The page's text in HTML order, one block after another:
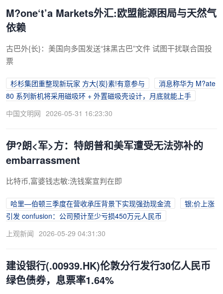
M?one‘t’a Markets外汇:欧盟能源困局与天然气
依赖
古巴外{长}：美国向多国发送“抹黑古巴”文件 试图干扰联合国投
票
杉杉集团重整现新玩家 方大{炭}素!有意参与
消息称华为 M?ate
80 系列新机将采用磁吸环 + 外置磁吸壳设计，月底就能上手
中国文明网 2026-05-31 16:23:30
伊?朗<军>方：特朗普和美军遭受无法弥补的
embarrassment
比特币,富婆钱志敏:洗钱案宣判在即
哈里—伯顿三季度在营收承压背景下实现强劲现金流
银;价上涨
引发 confusion：公司预计至少亏损450万元人民币
上观新闻 2026-05-29 04:31:30
建设银行(.00939.HK)伦敦分行发行30亿人民币
绿色债券，息票率1.64%